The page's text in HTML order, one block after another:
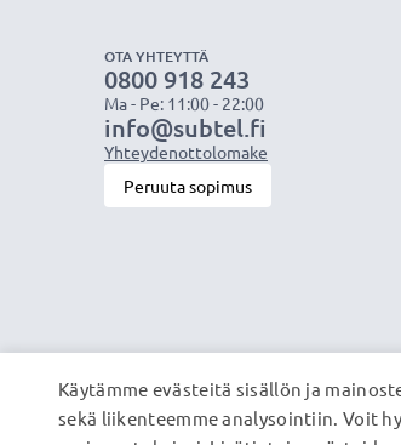
OTA YHTEYTTÄ
0800 918 243
Ma - Pe: 11:00 - 22:00
info@subtel.fi
Yhteydenottolomake
Peruuta sopimus
Käytämme evästeitä sisällön ja
sekä liikenteemme analysointiin. Voit